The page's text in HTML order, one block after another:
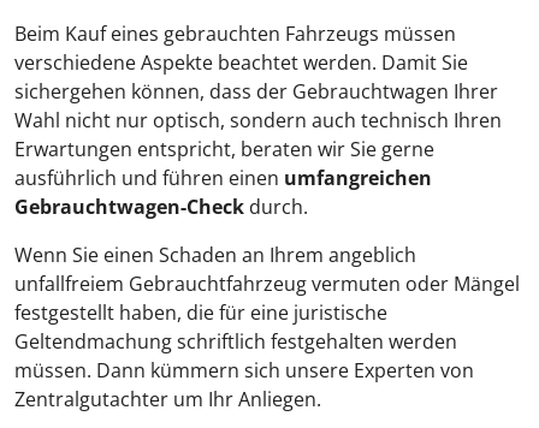
Beim Kauf eines gebrauchten Fahrzeugs müssen
verschiedene Aspekte beachtet werden. Damit Sie
sichergehen können, dass der Gebrauchtwagen Ihrer
Wahl nicht nur optisch, sondern auch technisch Ihren
Erwartungen entspricht, beraten wir Sie gerne
ausführlich und führen einen umfangreichen
Gebrauchtwagen-Check durch.
Wenn Sie einen Schaden an Ihrem angeblich
unfallfreiem Gebrauchtfahrzeug vermuten oder Mängel
festgestellt haben, die für eine juristische
Geltendmachung schriftlich festgehalten werden
müssen. Dann kümmern sich unsere Experten von
Zentralgutachter um Ihr Anliegen.